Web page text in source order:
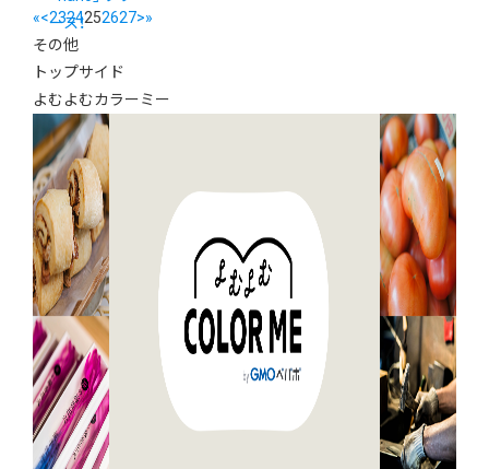
ース！
«<2324252627>»
その他
トップサイド
よむよむカラーミー